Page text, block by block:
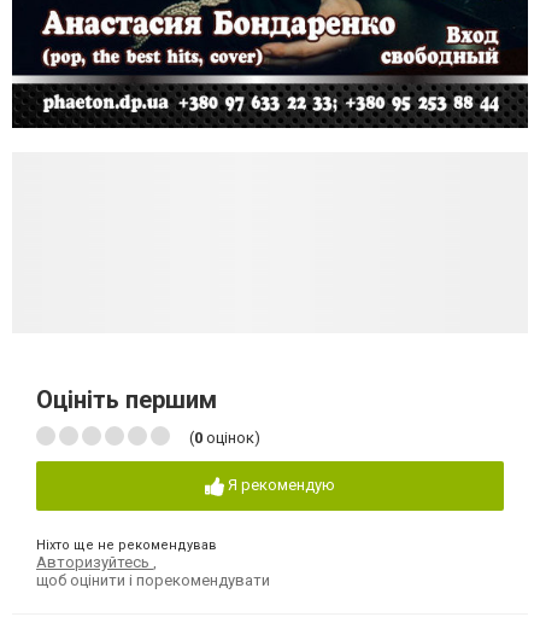
Оцініть першим
(0 оцінок)
Я рекомендую
Ніхто ще не рекомендував
Авторизуйтесь
щоб оцінити і порекомендувати